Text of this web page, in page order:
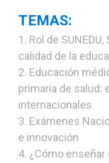
TEMAS:
1. Rol de SUNEDU,
calidad de la
2. Educación
primaria de salud:
internacionales
3. Exámenes
e innovación
4. ¿Cómo